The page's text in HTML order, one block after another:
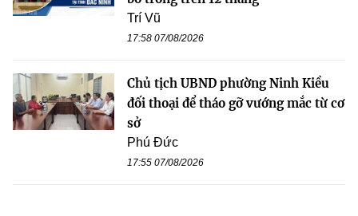
Trí Vũ
17:58 07/08/2026
Chủ tịch UBND phường Ninh Kiều
đối thoại để tháo gỡ vướng mắc từ cơ
sở
Phú Đức
17:55 07/08/2026